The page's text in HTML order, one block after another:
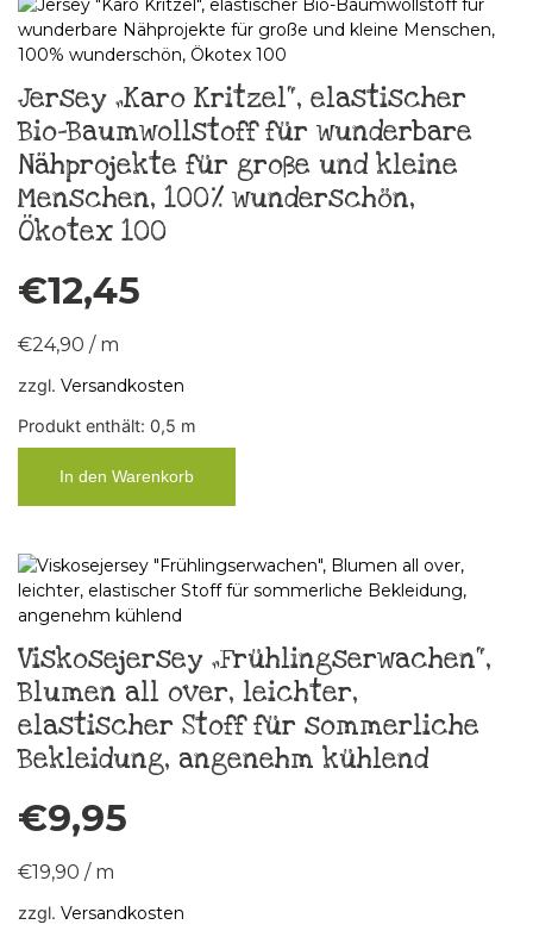
Jersey „Karo Kritzel“, elastischer
Bio-Baumwollstoff für wunderbare
Nähprojekte für große und kleine
Menschen, 100% wunderschön,
Ökotex 100
€12,45
€24,90 / m
zzgl. Versandkosten
Produkt enthält: 0,5 m
In den Warenkorb
Viskosejersey „Frühlingserwachen“,
Blumen all over, leichter,
elastischer Stoff für sommerliche
Bekleidung, angenehm kühlend
€9,95
€19,90 / m
zzgl. Versandkosten